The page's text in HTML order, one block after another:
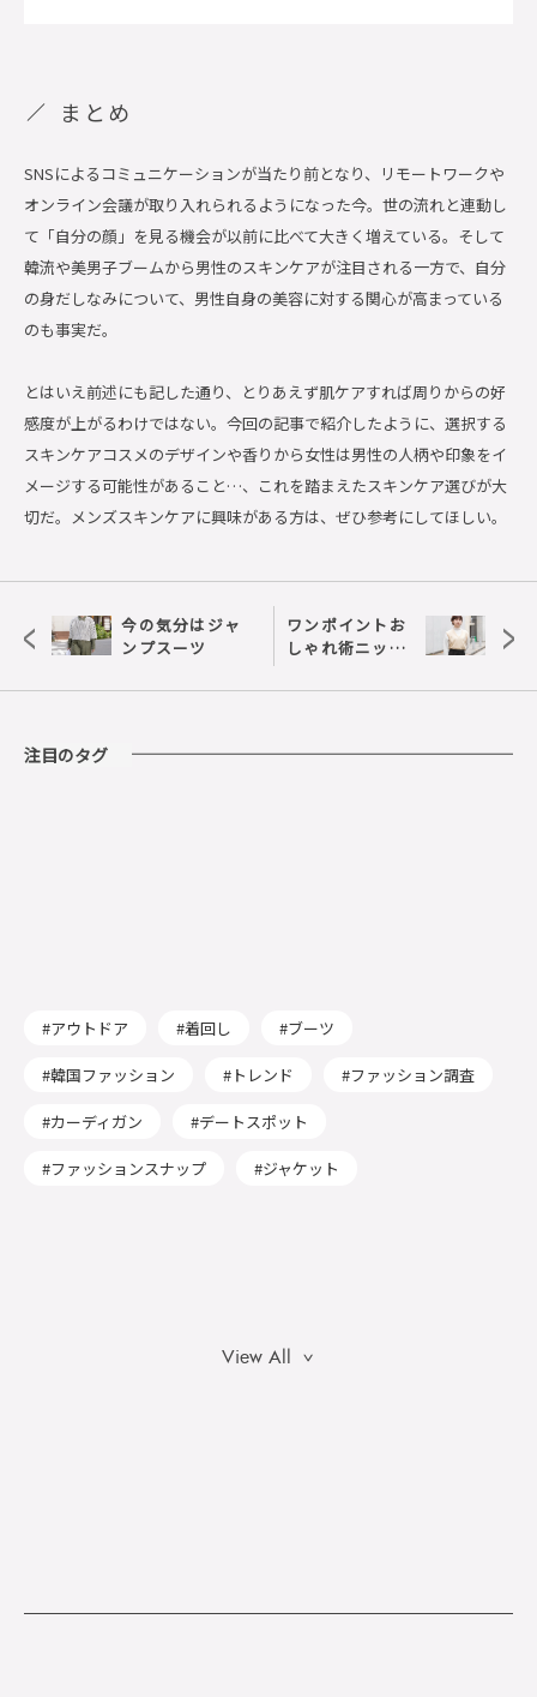
まとめ
SNSによるコミュニケーションが当たり前となり、リモートワークや
オンライン会議が取り入れられるようになった今。世の流れと連動し
て「自分の顔」を見る機会が以前に比べて大きく増えている。そして
韓流や美男子ブームから男性のスキンケアが注目される一方で、自分
の身だしなみについて、男性自身の美容に対する関心が高まっている
のも事実だ。
とはいえ前述にも記した通り、とりあえず肌ケアすれば周りからの好
感度が上がるわけではない。今回の記事で紹介したように、選択する
スキンケアコスメのデザインや香りから女性は男性の人柄や印象をイ
メージする可能性があること…、これを踏まえたスキンケア選びが大
切だ。メンズスキンケアに興味がある方は、ぜひ参考にしてほしい。
<
今の気分はジャ
ンプスーツ
ワンポイントお
しゃれ術ニット
>
注目のタグ
アウトドア 着回し ブーツ
韓国ファッション トレンド ファッション調査
カーディガン デートスポット
ファッションスナップ ジャケット
View All